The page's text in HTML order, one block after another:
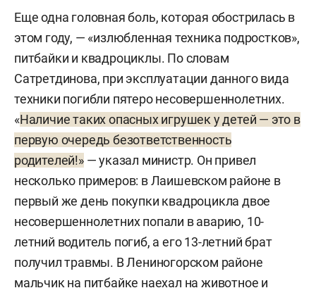
Еще одна головная боль, которая обострилась в
этом году, — «излюбленная техника подростков»,
питбайки и квадроциклы. По словам
Сатретдинова, при эксплуатации данного вида
техники погибли пятеро несовершеннолетних.
«Наличие таких опасных игрушек у детей — это в
первую очередь безответственность
родителей!»— указал министр. Он привел
несколько примеров: в Лаишевском районе в
первый же день покупки квадроцикла двое
несовершеннолетних попали в аварию, 10-
летний водитель погиб, а его 13-летний брат
получил травмы. В Лениногорском районе
мальчик на питбайке наехал на животное и